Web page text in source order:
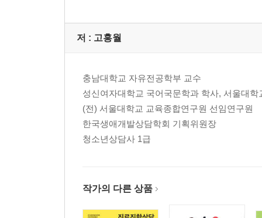
02 대학교 진로교육 및 상담의 목표와 내용
03 진로선택과 결정을 촉진하기 위한 개입
01 전 생애 진로이론
02 생애 진로·직업교육의 의미와 필요성
03 성인 진로·직업교육 프로그램
참고문헌
저 : 고홍월
충남대학교 자유전공학부 교수
성신여자대학교 국어국문학과 학사, 서울대
(전) 서울대학교 교육종합연구원 선임연구원
한국생애개발상담학회 기획위원장
청소년상담사 1급
작가의 다른 상품